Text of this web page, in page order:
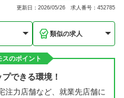
更新日：2026/05/26 求人番号：452785
類似の求人
のポイント
できる環境！
注力店舗など、就業先店舗に